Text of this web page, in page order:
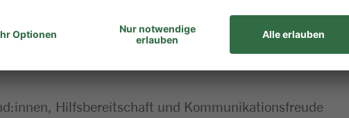
Hilfsbereitschaft und Kommunikationsfreude